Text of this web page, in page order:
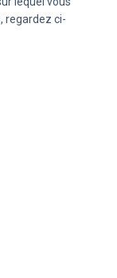
regardez ci-